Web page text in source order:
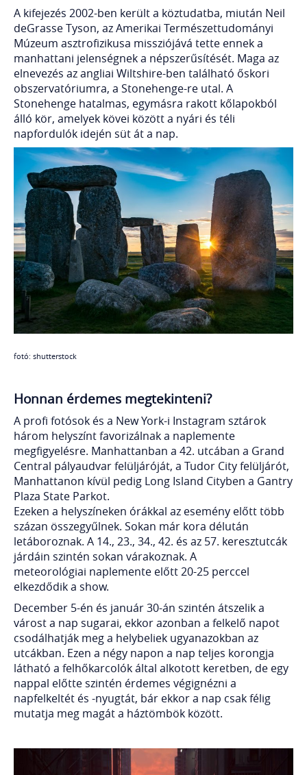
A kifejezés 2002-ben került a köztudatba, miután Neil
deGrasse Tyson, az Amerikai Természettudományi
Múzeum asztrofizikusa missziójává tette ennek a
manhattani jelenségnek a népszerűsítését. Maga az
elnevezés az angliai Wiltshire-ben található őskori
obszervatóriumra, a Stonehenge-re utal. A
Stonehenge hatalmas, egymásra rakott kőlapokból
álló kör, amelyek kövei között a nyári és téli
napfordulók idején süt át a nap.
fotó: shutterstock
Honnan érdemes megtekinteni?
A profi fotósok és a New York-i Instagram sztárok
három helyszínt favorizálnak a naplemente
megfigyelésre. Manhattanban a 42. utcában a Grand
Central pályaudvar felüljáróját, a Tudor City felüljárót,
Manhattanon kívül pedig Long Island Cityben a Gantry
Plaza State Parkot.
Ezeken a helyszíneken órákkal az esemény előtt több
százan összegyűlnek. Sokan már kora délután
letáboroznak. A 14., 23., 34., 42. és az 57. keresztutcák
járdáin szintén sokan várakoznak. A
meteorológiai naplemente előtt 20-25 perccel
elkezdődik a show.
December 5-én és január 30-án szintén átszelik a
várost a nap sugarai, ekkor azonban a felkelő napot
csodálhatják meg a helybeliek ugyanazokban az
utcákban. Ezen a négy napon a nap teljes korongja
látható a felhőkarcolók által alkotott keretben, de egy
nappal előtte szintén érdemes végignézni a
napfelkeltét és -nyugtát, bár ekkor a nap csak félig
mutatja meg magát a háztömbök között.